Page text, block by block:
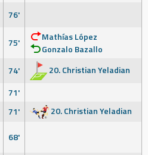
76'
75'
Mathías López
Gonzalo Bazallo
74'
20. Christian Yeladian
71'
71'
20. Christian Yeladian
68'